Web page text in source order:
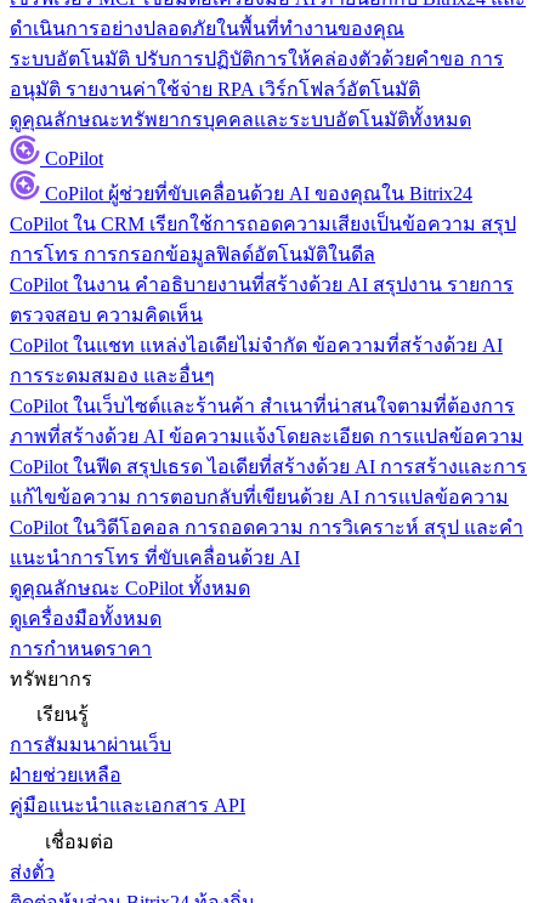
ดำเนินการอย่างปลอดภัยในพื้นที่ทำงานของคุณ
ระบบอัตโนมัติ ปรับการปฏิบัติการให้คล่องตัวด้วยคำขอ การ
อนุมัติ รายงานค่าใช้จ่าย RPA เวิร์กโฟลว์อัตโนมัติ
ดูคุณลักษณะทรัพยากรบุคคลและระบบอัตโนมัติทั้งหมด
CoPilot
CoPilot ผู้ช่วยที่ขับเคลื่อนด้วย AI ของคุณใน Bitrix24
CoPilot ใน CRM เรียกใช้การถอดความเสียงเป็นข้อความ สรุป
การโทร การกรอกข้อมูลฟิลด์อัตโนมัติในดีล
CoPilot ในงาน คำอธิบายงานที่สร้างด้วย AI สรุปงาน รายการ
ตรวจสอบ ความคิดเห็น
CoPilot ในแชท แหล่งไอเดียไม่จำกัด ข้อความที่สร้างด้วย AI
การระดมสมอง และอื่นๆ
CoPilot ในเว็บไซต์และร้านค้า สำเนาที่น่าสนใจตามที่ต้องการ
ภาพที่สร้างด้วย AI ข้อความแจ้งโดยละเอียด การแปลข้อความ
CoPilot ในฟีด สรุปเธรด ไอเดียที่สร้างด้วย AI การสร้างและการ
แก้ไขข้อความ การตอบกลับที่เขียนด้วย AI การแปลข้อความ
CoPilot ในวิดีโอคอล การถอดความ การวิเคราะห์ สรุป และคำ
แนะนำการโทร ที่ขับเคลื่อนด้วย AI
ดูคุณลักษณะ CoPilot ทั้งหมด
ดูเครื่องมือทั้งหมด
การกำหนดราคา
ทรัพยากร
เรียนรู้
การสัมมนาผ่านเว็บ
ฝ่ายช่วยเหลือ
คู่มือแนะนำและเอกสาร API
เชื่อมต่อ
ส่งตั๋ว